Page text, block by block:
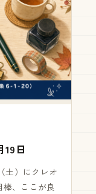
日
土）にクレオ
、ここが良